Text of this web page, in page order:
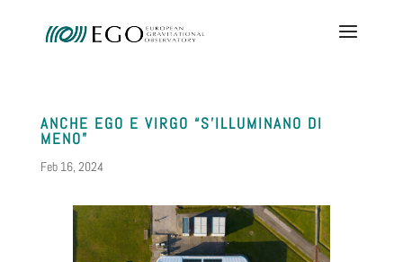
ANCHE EGO E VIRGO “S’ILLUMINANO DI
MENO”
Feb 16, 2024